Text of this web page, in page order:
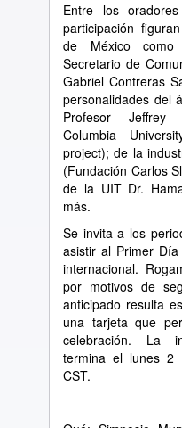
Entre los
participación
de México como
Secretario de
Gabriel Contreras
personalidades del
Profesor Jeffrey
Columbia
project); de la
(Fundación Carlos
de la UIT Dr.
más.
Se invita a los
asistir al Primer
internacional.
por motivos de
anticipado resulta
una tarjeta que
celebración. La
termina el lunes 2
CST.